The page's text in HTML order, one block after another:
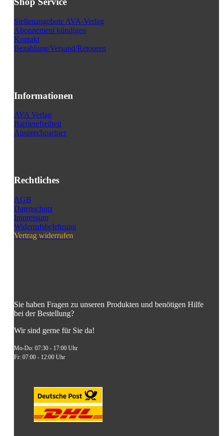
Stellenangebote AVA-Verlag
Abonnement kündigen
Kontakt
Bezahlung/Versand/Retouren
Informationen
AVA Verlag
Barrierefreiheit
Ansprechpartner
Rechtliches
AGB
Datenschutz
Impressum
Widerrufsbelehrung
Vertrag widerrufen
Sie haben Fragen zu unseren Produkten und benötigen Hilfe
bei der Bestellung?
Wir sind gerne für Sie da!
Mo-Do: 07:30 - 17:00 Uhr
Fr: 07:00 - 12:00 Uhr